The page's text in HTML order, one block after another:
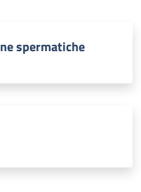
spermatiche